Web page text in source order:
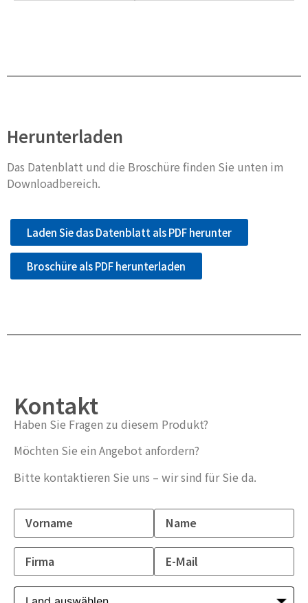
Herunterladen
Das Datenblatt und die Broschüre finden Sie unten im
Downloadbereich.
Laden Sie das Datenblatt als PDF herunter
Broschüre als PDF herunterladen
Kontakt
Haben Sie Fragen zu diesem Produkt?
Möchten Sie ein Angebot anfordern?
Bitte kontaktieren Sie uns – wir sind für Sie da.